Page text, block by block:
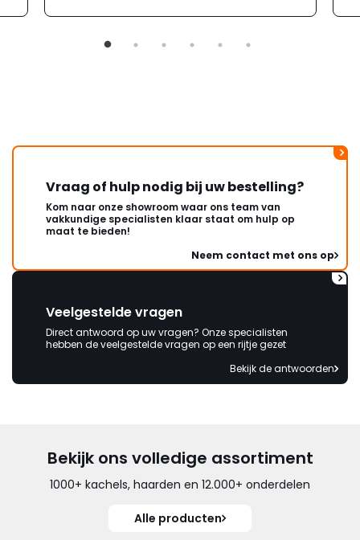
Vraag of hulp nodig bij uw bestelling?
Kom naar onze showroom waar ons team van
vakkundige specialisten klaar staat om hulp op
maat te bieden!
Neem contact met ons op
Veelgestelde vragen
Direct antwoord op uw vragen? Onze specialisten
hebben de veelgestelde vragen op een rijtje gezet
Bekijk de antwoorden
Bekijk ons volledige assortiment
1000+ kachels, haarden en 12.000+ onderdelen
Alle producten